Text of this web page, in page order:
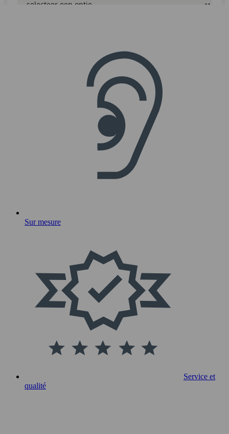
Sur mesure
Service et
qualité